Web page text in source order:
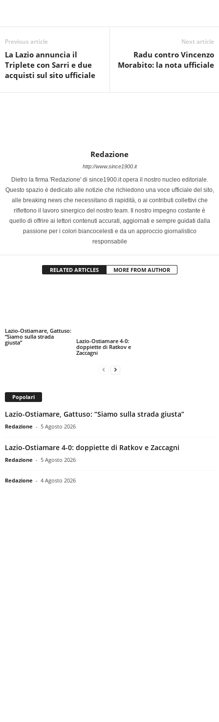
Previous article
La Lazio annuncia il
Triplete con Sarri e due
acquisti sul sito ufficiale
Next article
Radu contro Vincenzo
Morabito: la nota ufficiale
Redazione
http://www.since1900.it
Dietro la firma 'Redazione' di since1900.it opera il nostro nucleo editoriale.
Questo spazio è dedicato alle notizie che richiedono una voce ufficiale del sito,
alle breaking news che necessitano di rapidità, o ai contributi collettivi che
riflettono il lavoro sinergico del nostro team. Il nostro impegno costante è
quello di offrire ai lettori contenuti accurati, aggiornati e sempre guidati dalla
passione per i colori biancocelesti e da un approccio giornalistico
responsabile
RELATED ARTICLES MORE FROM AUTHOR
Lazio-Ostiamare, Gattuso:
“Siamo sulla strada
giusta”
Lazio-Ostiamare 4-0:
doppiette di Ratkov e
Zaccagni
Popolari
Lazio-Ostiamare, Gattuso: “Siamo sulla strada giusta”
Redazione - 5 Agosto 2026
Lazio-Ostiamare 4-0: doppiette di Ratkov e Zaccagni
Redazione - 5 Agosto 2026
Redazione - 4 Agosto 2026